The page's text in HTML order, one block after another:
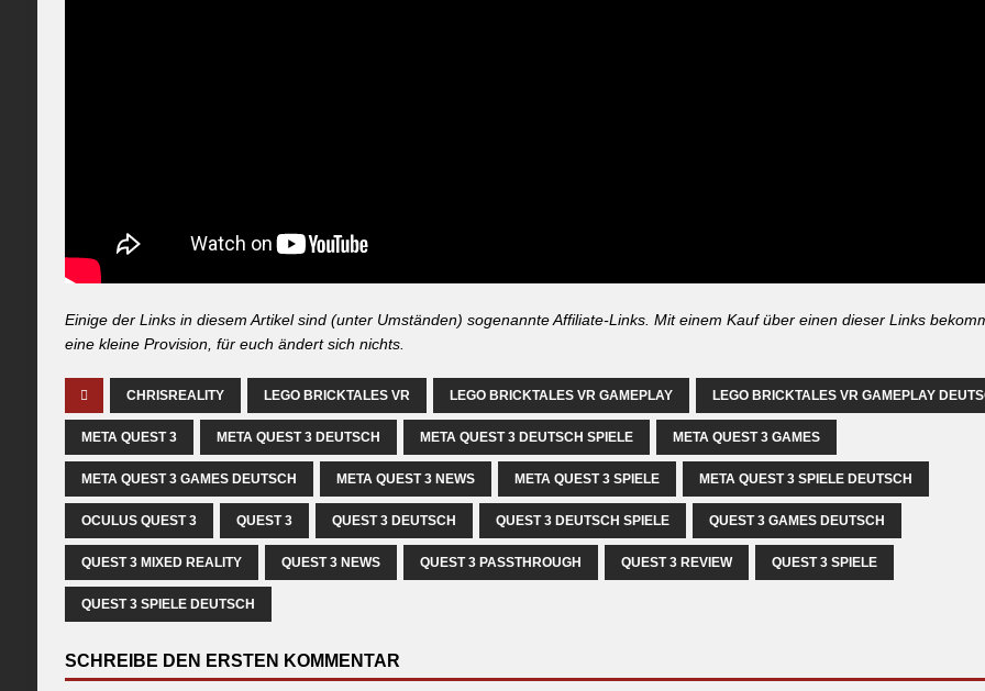
Einige der Links in diesem Artikel sind (unter Umständen) sogenannte Affiliate-Links. Mit einem Kauf über einen dieser Links
eine kleine Provision, für euch ändert sich nichts.
CHRISREALITY LEGO BRICKTALES VR LEGO BRICKTALES VR GAMEPLAY LEGO BRICKTALES VR GAMEPLAY
META QUEST 3 META QUEST 3 DEUTSCH META QUEST 3 DEUTSCH SPIELE META QUEST 3 GAMES
META QUEST 3 GAMES DEUTSCH META QUEST 3 NEWS META QUEST 3 SPIELE META QUEST 3 SPIELE DEUTSCH
OCULUS QUEST 3 QUEST 3 QUEST 3 DEUTSCH QUEST 3 DEUTSCH SPIELE QUEST 3 GAMES DEUTSCH
QUEST 3 MIXED REALITY QUEST 3 NEWS QUEST 3 PASSTHROUGH QUEST 3 REVIEW QUEST 3 SPIELE
QUEST 3 SPIELE DEUTSCH
SCHREIBE DEN ERSTEN KOMMENTAR